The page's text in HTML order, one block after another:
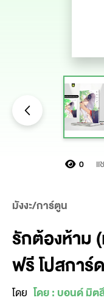
0 แ
มังงะ/การ์ตูน
รักต้องห้าม
ฟรี โปสการ์ด
โดย โดย : บอนด์ มิต